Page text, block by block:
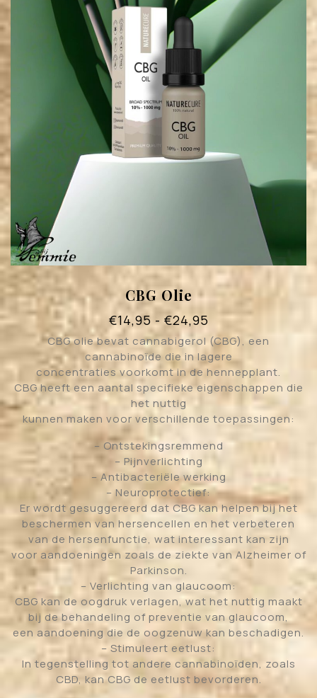
CBG Olie
€14,95 - €24,95 Prijsklasse:
€14,95
tot
€24,95
CBG olie bevat cannabigerol (CBG), een
cannabinoïde die in lagere
concentraties voorkomt in de hennepplant.
CBG heeft een aantal specifieke eigenschappen die
het nuttig
kunnen maken voor verschillende toepassingen:
– Ontstekingsremmend
– Pijnverlichting
– Antibacteriële werking
– Neuroprotectief:
Er wordt gesuggereerd dat CBG kan helpen bij het
beschermen van hersencellen en het verbeteren
van de hersenfunctie, wat interessant kan zijn
voor aandoeningen zoals de ziekte van Alzheimer of
Parkinson.
– Verlichting van glaucoom:
CBG kan de oogdruk verlagen, wat het nuttig maakt
bij de behandeling of preventie van glaucoom,
een aandoening die de oogzenuw kan beschadigen.
– Stimuleert eetlust:
In tegenstelling tot andere cannabinoïden, zoals
CBD, kan CBG de eetlust bevorderen.